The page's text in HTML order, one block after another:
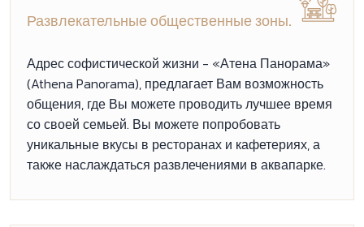
Развлекательные общественные зоны.
Адрес софистической жизни - «Атена Панорама»
(Athena Panorama), предлагает Вам возможность
общения, где Вы можете проводить лучшее время
со своей семьей. Вы можете попробовать
уникальные вкусы в ресторанах и кафетериях, а
также наслаждаться развлечениями в аквапарке.